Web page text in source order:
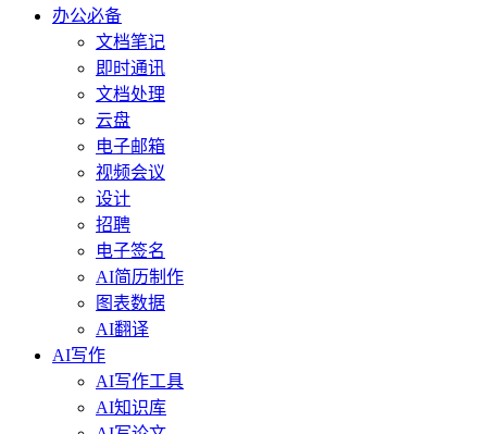
办公必备
文档笔记
即时通讯
文档处理
云盘
电子邮箱
视频会议
设计
招聘
电子签名
AI简历制作
图表数据
AI翻译
AI写作
AI写作工具
AI知识库